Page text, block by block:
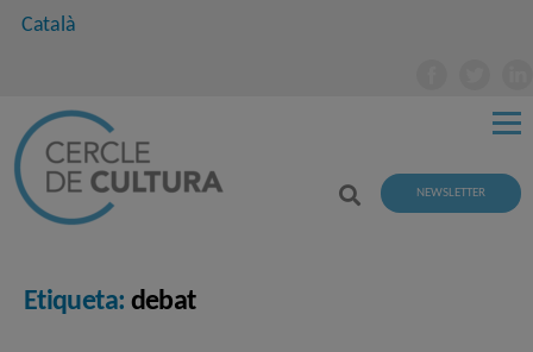
Català
NEWSLETTER
Etiqueta: debat